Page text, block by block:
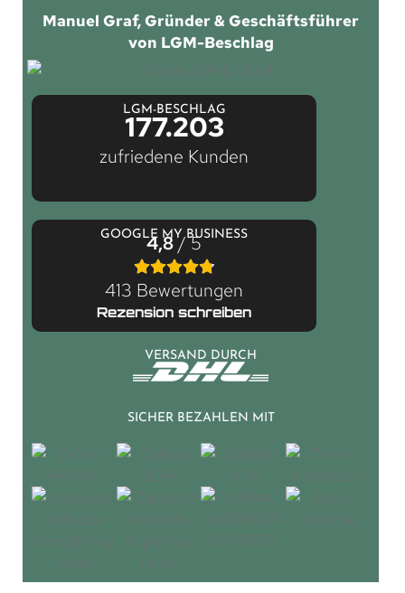
Manuel Graf, Gründer & Geschäftsführer
von LGM-Beschlag
LGM-BESCHLAG
177.203
zufriedene Kunden
GOOGLE MY BUSINESS
4,8/ 5
413 Bewertungen
Rezension schreiben
VERSAND DURCH
SICHER BEZAHLEN MIT